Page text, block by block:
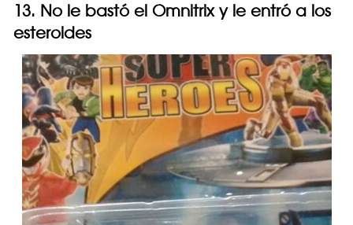
13. No le bastó el Omnitrix y le entró a los
esteroides